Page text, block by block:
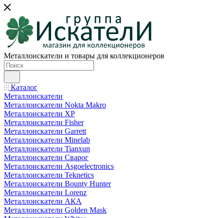
Металлоискатели и товары для коллекционеров
Каталог
Металлоискатели
Металлоискатели Nokta Makro
Металлоискатели XP
Металлоискатели Fisher
Металлоискатели Garrett
Металлоискатели Minelab
Металлоискатели Tianxun
Металлоискатели Сварог
Металлоискатели Asgoelectronics
Металлоискатели Teknetics
Металлоискатели Bounty Hunter
Металлоискатели Lorenz
Металлоискатели АКА
Металлоискатели Golden Mask